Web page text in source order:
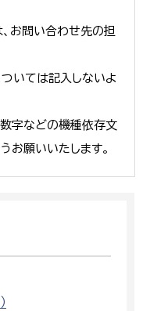
お問い合わせ先の担
いては記入しないよ
字などの機種依存文
お願いいたします。